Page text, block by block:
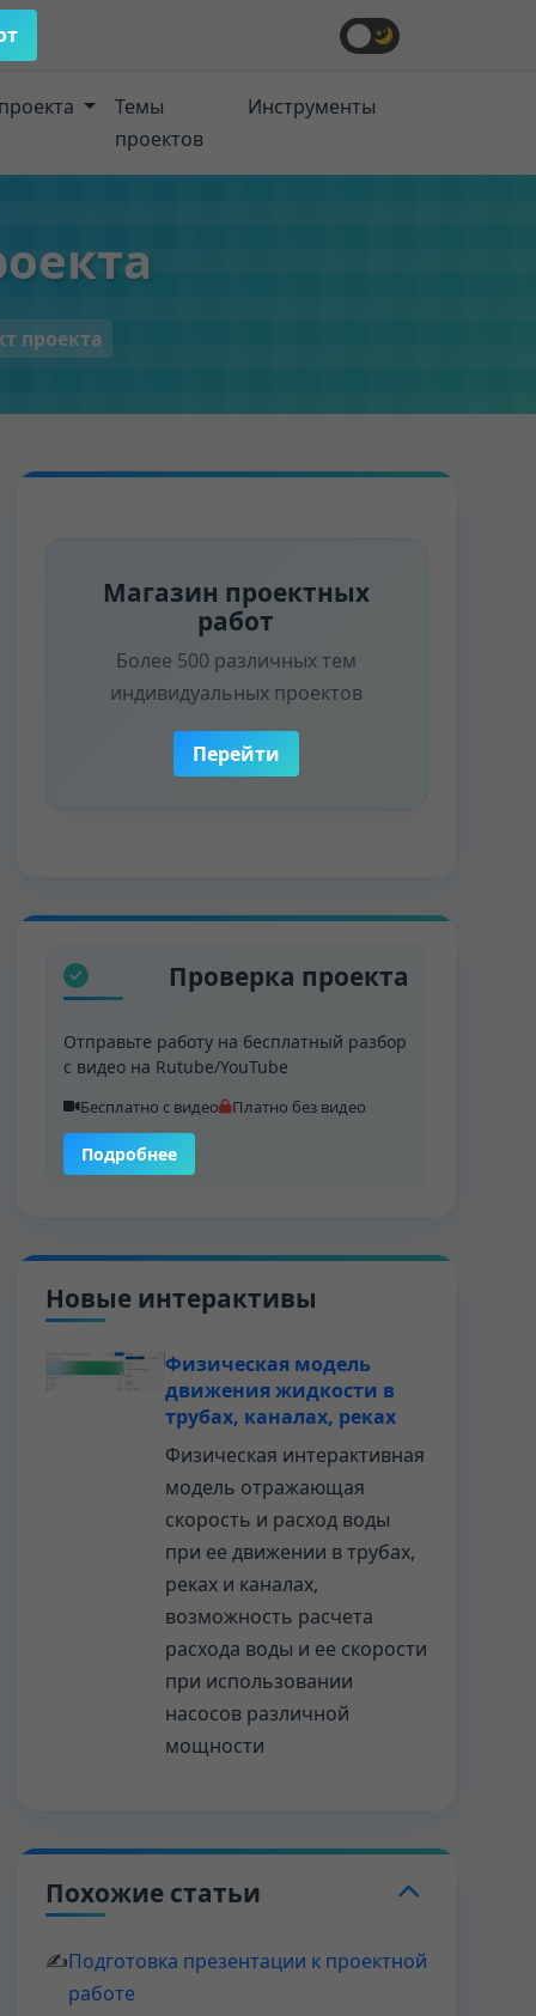
Темы
проектов
Инструменты
проекта
Магазин проектных
работ
Более 500 различных тем
индивидуальных проектов
Перейти
Проверка проекта
Отправьте работу на бесплатный разбор
с видео на Rutube/YouTube
Бесплатно с видео Платно без видео
Подробнее
Новые интерактивы
Физическая модель
движения жидкости в
трубах, каналах, реках
Физическая интерактивная
модель отражающая
скорость и расход воды
при ее движении в трубах,
реках и каналах,
возможность расчета
расхода воды и ее скорости
при использовании
насосов различной
мощности
Похожие статьи
✍Подготовка презентации к проектной
работе